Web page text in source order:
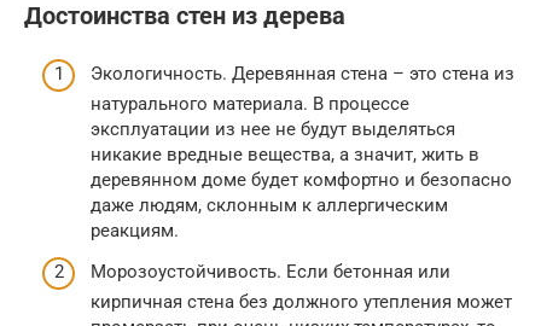
Достоинства стен из дерева
Экологичность. Деревянная стена – это стена из
натурального материала. В процессе
эксплуатации из нее не будут выделяться
никакие вредные вещества, а значит, жить в
деревянном доме будет комфортно и безопасно
даже людям, склонным к аллергическим
реакциям.
Морозоустойчивость. Если бетонная или
кирпичная стена без должного утепления может